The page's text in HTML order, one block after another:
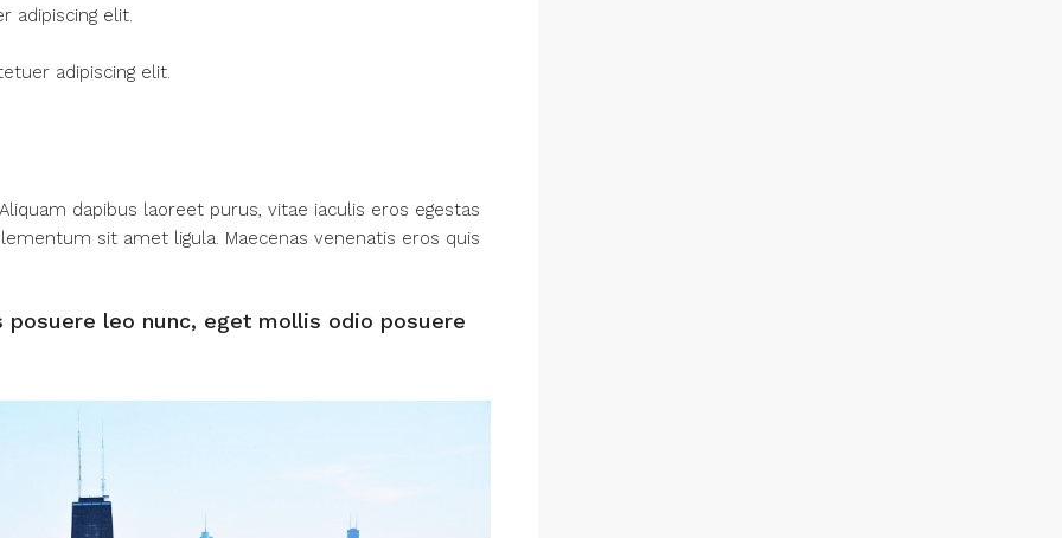
adipiscing elit.
adipiscing elit.
dapibus laoreet purus, vitae iaculis eros egestas
sit amet ligula. Maecenas venenatis eros quis
leo nunc, eget mollis odio posuere